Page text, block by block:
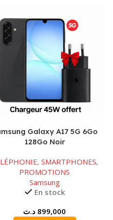
Galaxy A17 5G 6Go
128Go Noir
,SMARTPHONES,
PROMOTIONS
Samsung
En stock
899,000 د.ت